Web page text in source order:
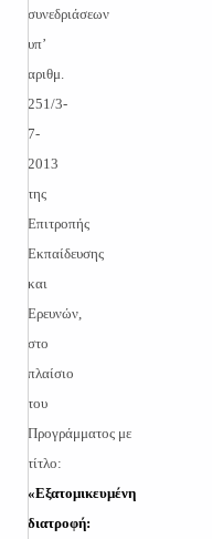
συνεδριάσεων
υπ’
αριθμ.
251/3-
7-
2013
της
Επιτροπής
Εκπαίδευσης
και
Ερευνών,
στο
πλαίσιο
του
Προγράμματος με
τίτλο:
«Εξατομικευμένη
διατροφή: